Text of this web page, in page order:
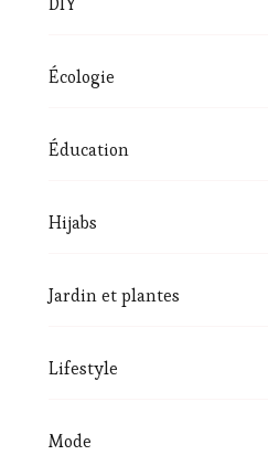
Écologie
Éducation
Hijabs
Jardin et plantes
Lifestyle
Mode